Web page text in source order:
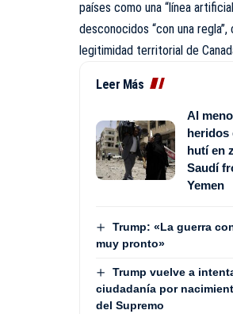
países como una “línea
desconocidos “con una
legitimidad territorial de
Leer Más
Al
heridos
hutí en
Saudí
Yemen
Trump: «La guerra
muy pronto»
Trump vuelve a
ciudadanía por
del Supremo